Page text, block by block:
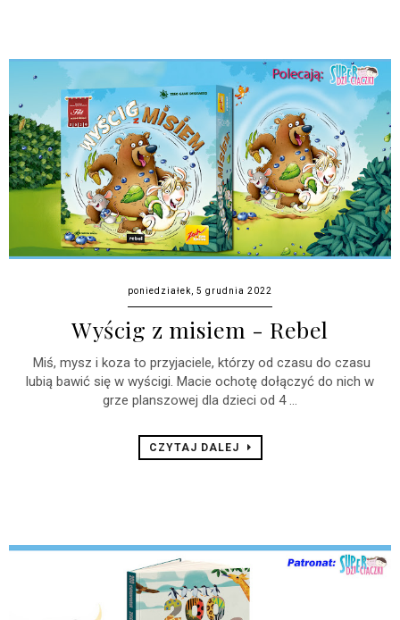
poniedziałek, 5 grudnia 2022
Wyścig z misiem - Rebel
Miś, mysz i koza to przyjaciele, którzy od czasu do czasu
lubią bawić się w wyścigi. Macie ochotę dołączyć do nich w
grze planszowej dla dzieci od 4 ...
CZYTAJ DALEJ